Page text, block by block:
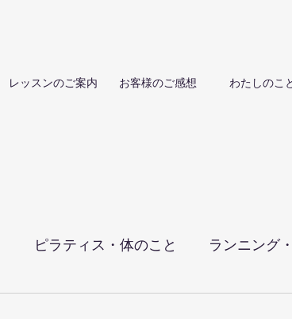
レッスンのご案内 お客様のご感想 わたしのこ
ピラティス・体のこと ランニング